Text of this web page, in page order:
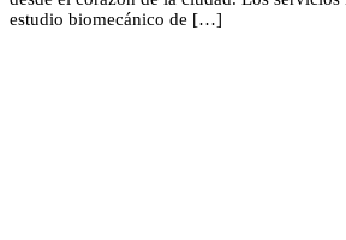
estudio biomecánico de […]